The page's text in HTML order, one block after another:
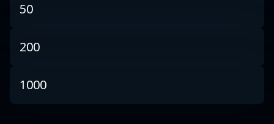
50
200
1000